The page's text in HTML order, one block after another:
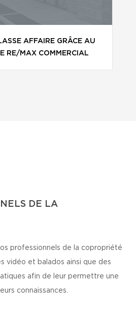
AFFAIRE GRÂCE AU
RE/MAX COMMERCIAL
DE LA
professionnels de la copropriété
vidéo et balados ainsi que des
afin de leur permettre une
connaissances.